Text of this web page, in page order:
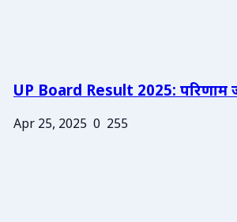
UP Board Result 2025: परिणाम
Apr 25, 2025 0 255